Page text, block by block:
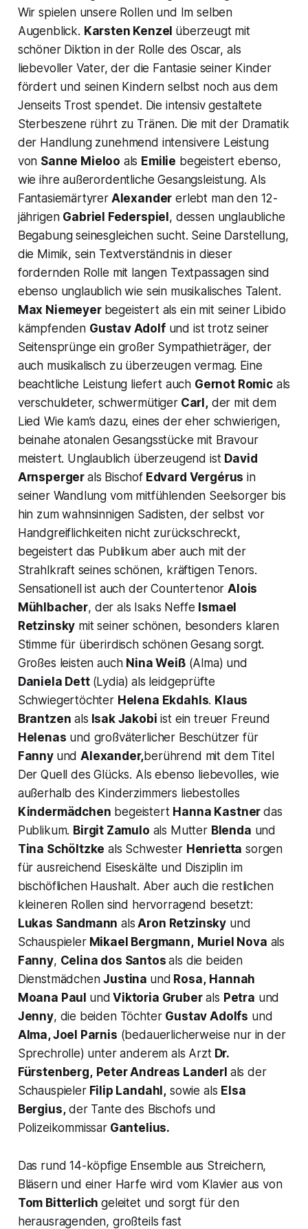
Wir spielen unsere Rollen und Im selben
Augenblick. Karsten Kenzel überzeugt mit
schöner Diktion in der Rolle des Oscar, als
liebevoller Vater, der die Fantasie seiner Kinder
fördert und seinen Kindern selbst noch aus dem
Jenseits Trost spendet. Die intensiv gestaltete
Sterbeszene rührt zu Tränen. Die mit der Dramatik
der Handlung zunehmend intensivere Leistung
von Sanne Mieloo als Emilie begeistert ebenso,
wie ihre außerordentliche Gesangsleistung. Als
FantasiemärtyrerAlexander erlebt man den 12-
jährigen Gabriel Federspiel, dessen unglaubliche
Begabung seinesgleichen sucht. Seine Darstellung,
die Mimik, sein Textverständnis in dieser
fordernden Rolle mit langen Textpassagen sind
ebenso unglaublich wie sein musikalisches Talent.
Max Niemeyer begeistert als ein mit seiner Libido
kämpfenden Gustav Adolf und ist trotz seiner
Seitensprünge ein großer Sympathieträger, der
auch musikalisch zu überzeugen vermag. Eine
beachtliche Leistung liefert auch Gernot Romicals
verschuldeter, schwermütigerCarl,der mit dem
Lied Wie kam’s dazu, eines der eher schwierigen,
beinahe atonalen Gesangsstücke mit Bravour
meistert. Unglaublich überzeugend ist David
Arnsperger als BischofEdvard Vergérus in
seiner Wandlung vom mitfühlenden Seelsorger bis
hin zum wahnsinnigen Sadisten, der selbst vor
Handgreiflichkeiten nicht zurückschreckt,
begeistert das Publikum aber auch mit der
Strahlkraft seines schönen, kräftigen Tenors.
Sensationell ist auch der CountertenorAlois
Mühlbacher, der als Isaks Neffe Ismael
Retzinsky mit seiner schönen, besonders klaren
Stimme für überirdisch schönen Gesang sorgt.
Großes leisten auch Nina Weiß(Alma) und
Daniela Dett (Lydia) als leidgeprüfte
Schwiegertöchter Helena Ekdahls. Klaus
Brantzen als Isak Jakobi ist ein treuer Freund
Helenas und großväterlicher Beschützer für
Fanny undAlexander,berührend mit dem Titel
Der Quell des Glücks. Als ebenso liebevolles, wie
außerhalb des Kinderzimmers liebestolles
Kindermädchen begeistert Hanna Kastnerdas
Publikum. Birgit Zamulo als Mutter Blenda und
Tina Schöltzke als Schwester Henrietta sorgen
für ausreichend Eiseskälte und Disziplin im
bischöflichen Haushalt. Aber auch die restlichen
kleineren Rollen sind hervorragend besetzt:
Lukas Sandmann als Aron Retzinsky und
SchauspielerMikael Bergmann, Muriel Nova als
Fanny, Celina dos Santosals die beiden
DienstmädchenJustina und Rosa, Hannah
Moana Paul und Viktoria Gruberals Petra und
Jenny, die beiden Töchter Gustav Adolfs und
Alma,Joel Parnis (bedauerlicherweise nur in der
Sprechrolle) unter anderem als ArztDr.
Fürstenberg, Peter Andreas Landerl als der
SchauspielerFilip Landahl, sowie als Elsa
Bergius,der Tante des Bischofs und
PolizeikommissarGantelius.
Das rund 14-köpfige Ensemble aus Streichern,
Bläsern und einer Harfe wird vom Klavier aus von
Tom Bitterlichgeleitet und sorgt für den
herausragenden, großteils fast